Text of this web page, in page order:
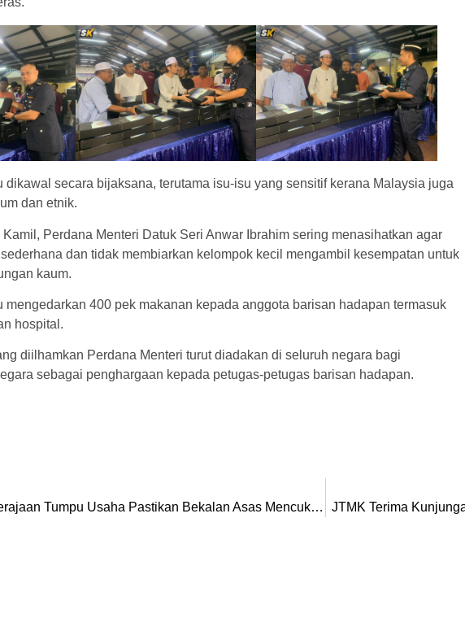
dikawal secara bijaksana, terutama isu-isu yang sensitif kerana Malaysia juga
dan etnik.
Perdana Menteri Datuk Seri Anwar Ibrahim sering menasihatkan agar
dan tidak membiarkan kelompok kecil mengambil kesempatan untuk
kaum.
mengedarkan 400 pek makanan kepada anggota barisan hadapan termasuk
hospital.
diilhamkan Perdana Menteri turut diadakan di seluruh negara bagi
sebagai penghargaan kepada petugas-petugas barisan hadapan.
Konflik Asia Barat: Kerajaan Tumpu Usaha Pastikan Bekalan Asas Mencukupi
JTMK Terima